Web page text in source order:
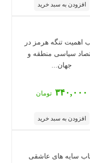
افزودن به سبد خرید
اهمیت تنگه هرمز در
سیاسی منطقه و
جهان...
۳۴۰,۰۰۰ تومان
افزودن به سبد خرید
سایه های عاشقی